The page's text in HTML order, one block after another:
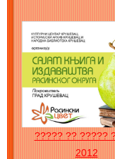
????? ?? ?????
2012